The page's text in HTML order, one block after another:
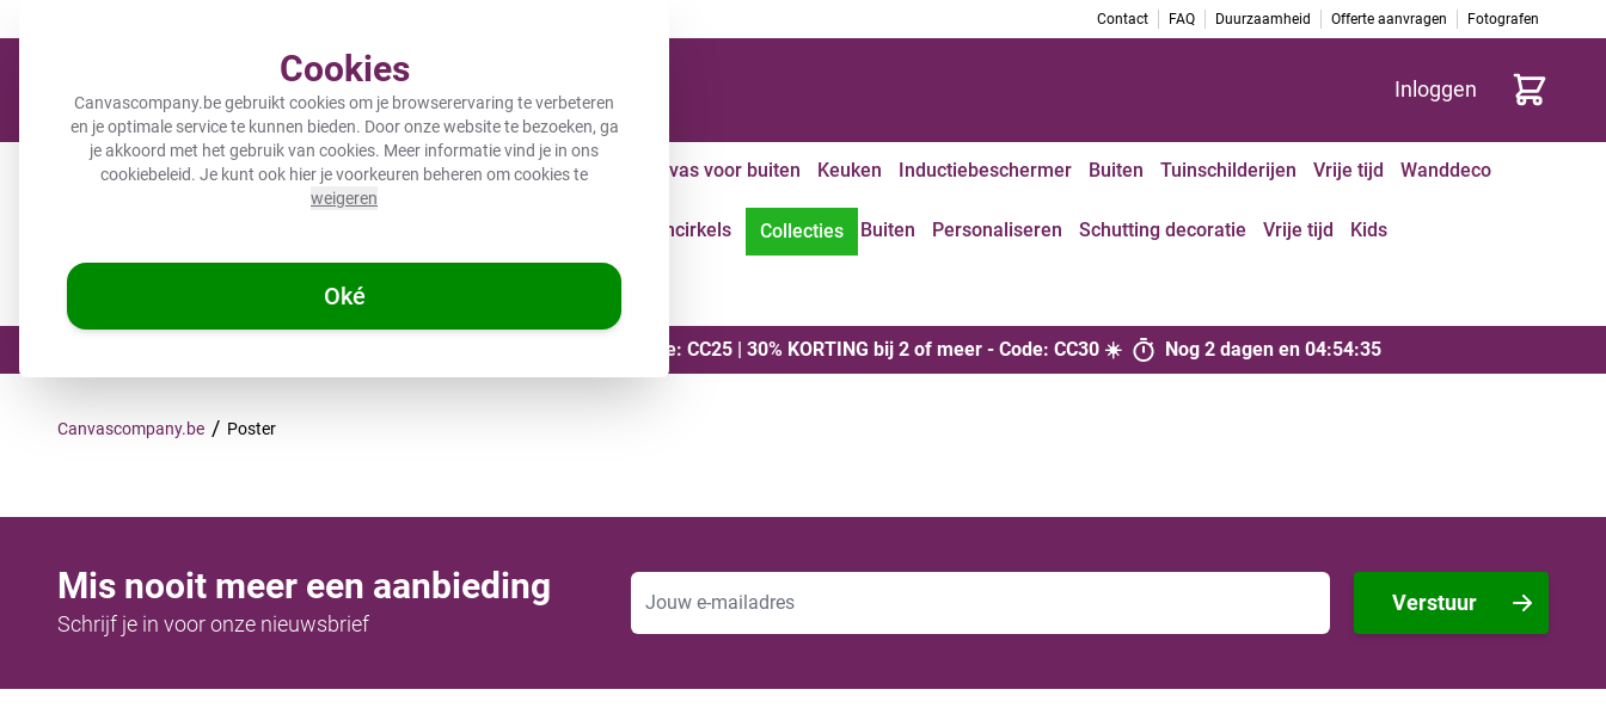
Cookies
Canvascompany.be gebruikt cookies om je browserervaring te verbeteren
en je optimale service te kunnen bieden. Door onze website te bezoeken, ga
je akkoord met het gebruik van cookies. Meer informatie vind je in ons
cookiebeleid. Je kunt ook hier je voorkeuren beheren om cookies te
weigeren
Oké
Contact FAQ Duurzaamheid Offerte aanvragen Fotografen
Inloggen Cart
Canvas Tuinposters Inductiebeschermer Canvas Wanddeco Canvas voor buiten Keuken Inductiebeschermer Buiten Tuinschilderijen Vrije tijd Wanddeco
Tuincirkels Collecties Buiten Personaliseren Schutting decoratie Vrije tijd Kids
Collecties
☀️ ZOMERDEALS: 25% KORTING op 1 product - Code: CC25 | 30% KORTING bij 2 of meer - Code: CC30 ☀️ Nog 2 dagen en 04:54:35
Canvascompany.be / Poster
Mis nooit meer een aanbieding
Schrijf je in voor onze nieuwsbrief
E-mailadres
Verstuur